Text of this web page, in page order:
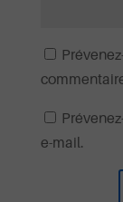
e-mail.